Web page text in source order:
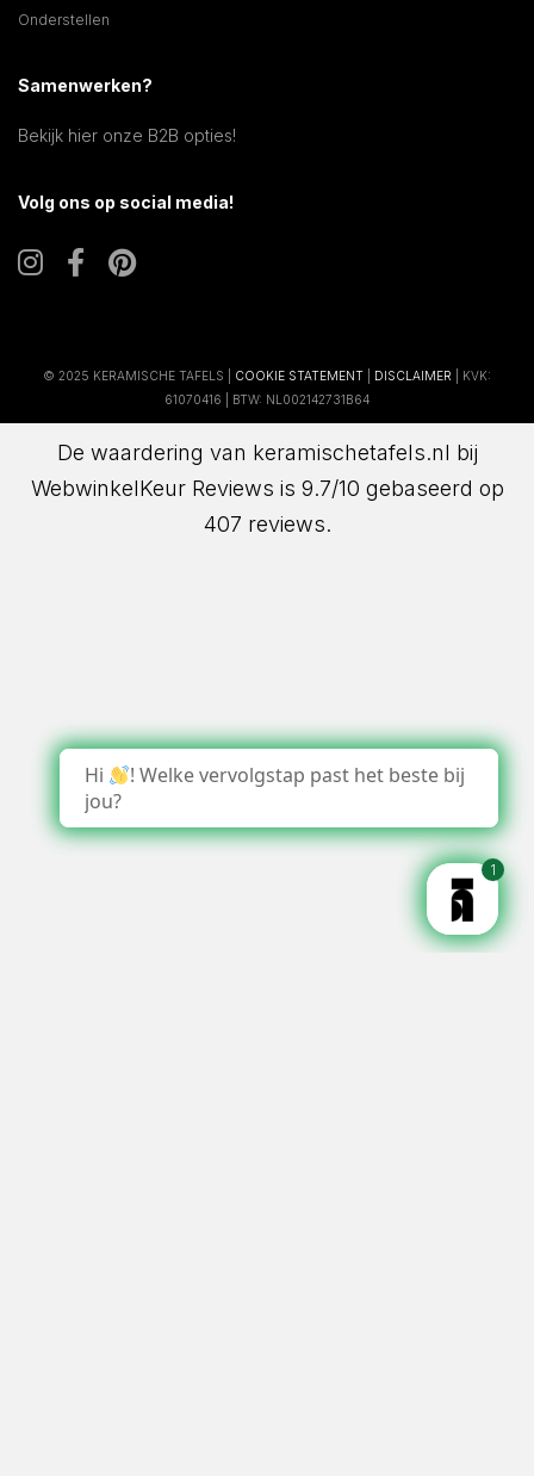
Onderstellen
Samenwerken?
Bekijk hier onze B2B opties!
Volg ons op social media!
© 2025 KERAMISCHE TAFELS | COOKIE STATEMENT DISCLAIMER | KVK:
61070416 | BTW: NL002142731B64
De waardering van keramischetafels.nl bij
WebwinkelKeur Reviews is 9.7/10 gebaseerd op
407 reviews.
Hi
! Welke vervolgstap past het beste bij
jou?
1